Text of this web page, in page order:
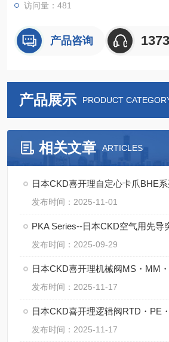
访问量：481
产品咨询
产品展示 PRODUCT
相关文章 ARTICLES
日本CKD喜开理自定心卡爪BHE
发布时间：2025-11-01
发布时间：2025-09-29
日本CKD喜开理机械阀MS・MM
发布时间：2025-11-17
日本CKD喜开理逻辑阀RTD・PE
发布时间：2025-11-17